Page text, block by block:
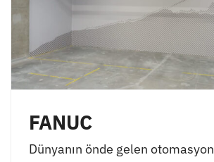
FANUC
Dünyanın önde gelen otomasyon